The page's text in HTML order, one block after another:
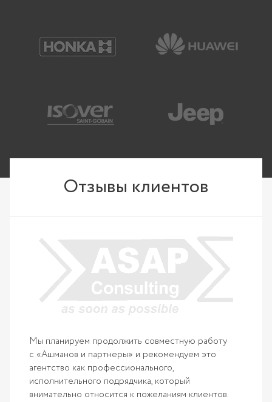
Отзывы клиентов
Мы планируем продолжить совместную работу
с «Ашманов и партнеры» и рекомендуем это
агентство как профессионального,
исполнительного подрядчика, который
внимательно относится к пожеланиям клиентов.